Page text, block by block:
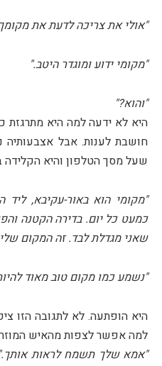
"אולי את צריכה לדעת את
"מקומי ידוע ומוגדר היטב."
"והוא?"
היא לא ידעה למה היא מתרגזת
חושבת לענות. אבל אצבעותיה
שעל מסך הטלפון והיא הקלידה
"מקומי הוא באור-עקיבא,
כמעט כל יום. בדירה הקטנה
שאני מגדלת לבד. זה המקום
"נשמע כמו מקום טוב מאוד
היא הופתעה. לא לתגובה הזו
למה אפשר לצפות מהאיש
"אמא שלך תשמח לראות אותך."